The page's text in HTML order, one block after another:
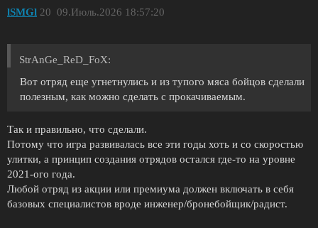
lSMGl 09.Июль.2026 18:57:20
20
StrAnGe_ReD_FoX:
Вот отряд еще угнетнулись и из тупого мяса бойцов сделали
полезным, как можно сделать с прокачиваемым.
Так и правильно, что сделали.
Потому что игра развивалась все эти годы хоть и со скоростью
улитки, а принцип создания отрядов остался где-то на уровне
2021-ого года.
Любой отряд из акции или премиума должен включать в себя
базовых специалистов вроде инженер/бронебойщик/радист.